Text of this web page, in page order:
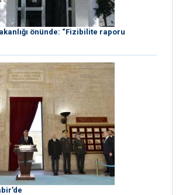
önünde: “Fizibilite raporu